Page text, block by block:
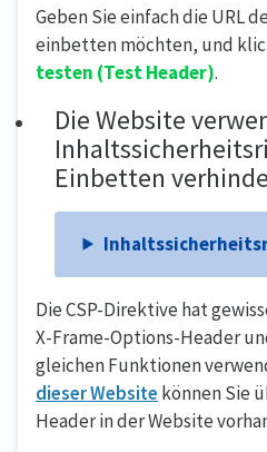
Geben Sie einfach die URL
einbetten möchten, und
testen (Test Header).
Die Website
Einbetten
Die CSP-Direktive hat
X-Frame-Options-Header
gleichen Funktionen
dieser Website können Sie
Header in der Website